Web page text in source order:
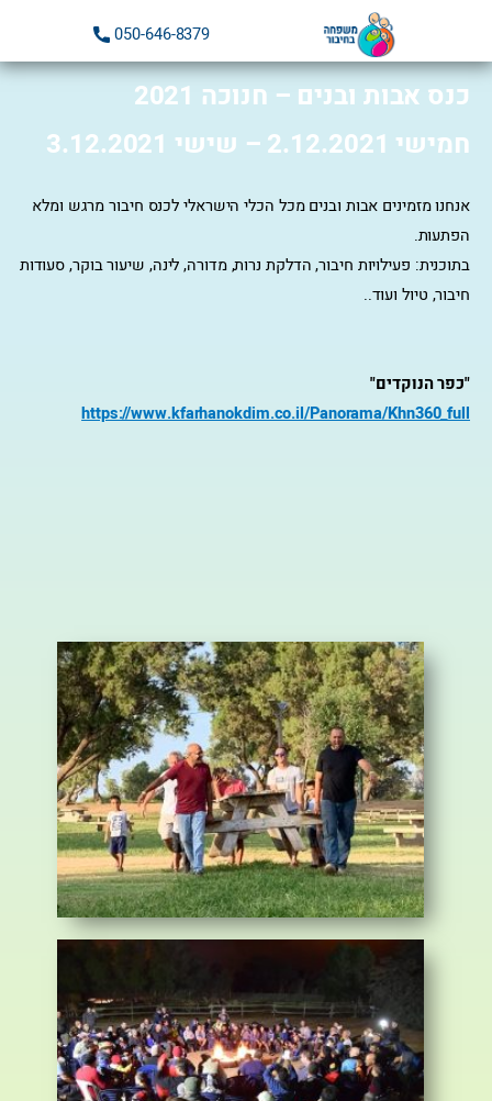
050-646-8379
כנס אבות ובנים – חנוכה 2021
חמישי 2.12.2021 – שישי 3.12.2021
אנחנו מזמינים אבות ובנים מכל הכלי הישראלי לכנס חיבור מרגש ומלא
הפתעות.
בתוכנית: פעילויות חיבור, הדלקת נרות, מדורה, לינה, שיעור בוקר, סעודות
חיבור, טיול ועוד..
"כפר הנוקדים"
https://www.kfarhanokdim.co.il/Panorama/Khn360_full